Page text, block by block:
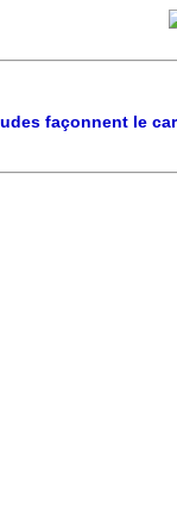
façonnent le